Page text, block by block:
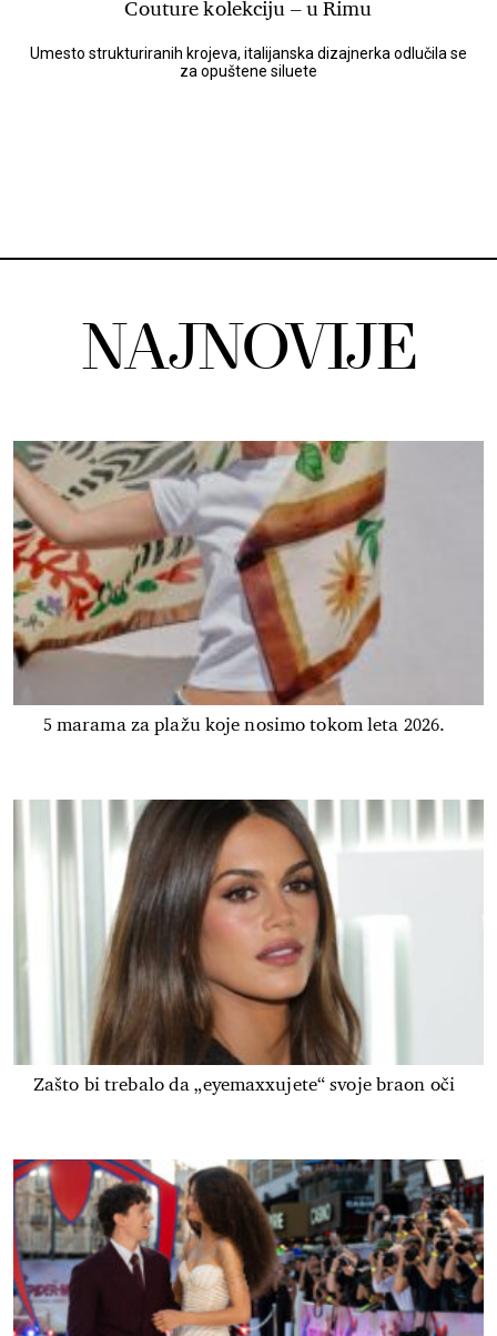
Couture kolekciju – u Rimu
Umesto strukturiranih krojeva, italijanska dizajnerka odlučila se
za opuštene siluete
NAJNOVIJE
5 marama za plažu koje nosimo tokom leta 2026.
Zašto bi trebalo da „eyemaxxujete“ svoje braon oči